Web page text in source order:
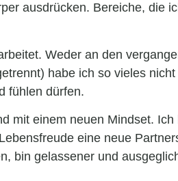
ausdrücken. Bereiche, die
Weder an den
habe ich so vieles
fühlen dürfen.
mit einem neuen Mindset. Ich
eine neue
bin gelassener und